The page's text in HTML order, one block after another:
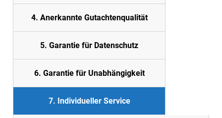
4. Anerkannte Gutachtenqualität
5. Garantie für Datenschutz
6. Garantie für Unabhängigkeit
7. Individueller Service